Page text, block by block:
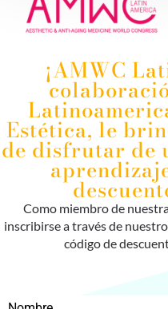
¡AMWC
Estética, le
de disfrutar de
Como miembro de
inscribirse a través de
código de